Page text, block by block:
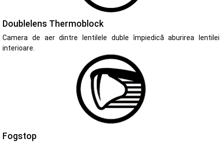
Doublelens Thermoblock
Camera de aer dintre lentilele duble împiedică aburirea lentilei
interioare.
Fogstop